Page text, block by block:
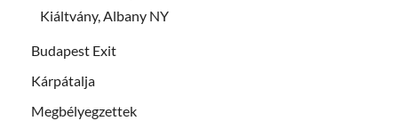
Kiáltvány, Albany NY
Budapest Exit
Kárpátalja
Megbélyegzettek